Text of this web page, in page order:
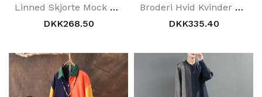
Linned Skjorte Mock Turtle Neck Løs Casual Dame Top
DKK268.50
Broderi Hvid Kvinder Bomuld Og Linned Skjorte
DKK335.40